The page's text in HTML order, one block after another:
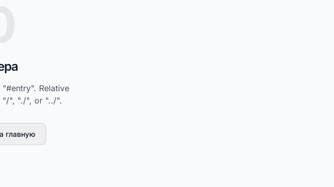
Relative
"/", "./", or "../".
главную